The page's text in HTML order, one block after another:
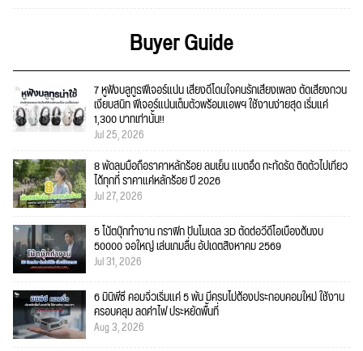
Buyer Guide
7 หูฟังบลูทูธฟีเจอร์แน่น เสียงดีโดนใจคนรักเสียงเพลง ตัดเสียงกวน
เงียบสนิท ฟีเจอร์แน่นเต็มตัวพร้อมแอพฯ ใช้งานง่ายสุด เริ่มแค่
1,300 บาทเท่านั้น!!
Jul 25, 2026
8 พัดลมมือถือราคาหลักร้อย ลมเย็น แบตอึด กะทัดรัด ติดตัวไปเที่ยว
ได้ทุกที่ ราคาแค่หลักร้อย ปี 2026
Jul 27, 2026
5 โน้ตบุ๊กทำงาน กราฟิก ปั้นโมเดล 3D ตัดต่อวีดีโอเบื้องต้นงบ
50000 จอใหญ่ เล่นเกมลื่น อัปเดตสิงหาคม 2569
Jul 31, 2026
6 มินิพีซี คอมจิ๋วเริ่มแค่ 5 พัน มีครบไม่ต้องประกอบคอมใหม่ ใช้งาน
ครอบคลุม ลดค่าไฟ ประหยัดพื้นที่
Aug 3, 2026